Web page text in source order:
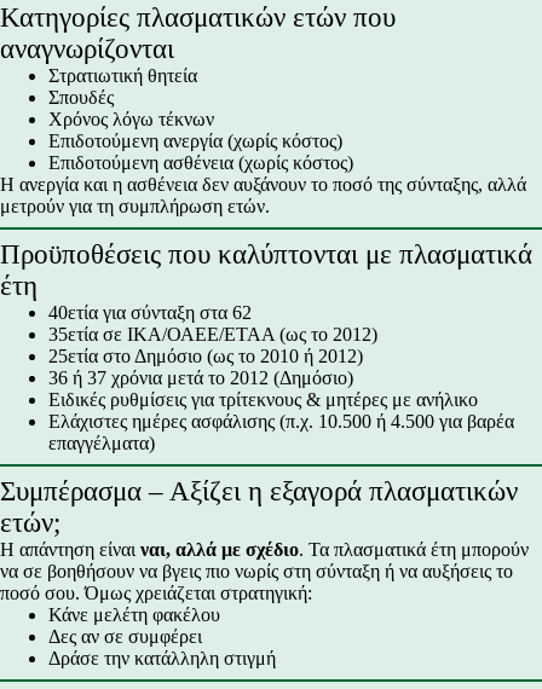
Κατηγορίες πλασματικών ετών που
αναγνωρίζονται
Στρατιωτική θητεία
Σπουδές
Χρόνος λόγω τέκνων
Επιδοτούμενη ανεργία (χωρίς κόστος)
Επιδοτούμενη ασθένεια (χωρίς κόστος)
Η ανεργία και η ασθένεια δεν αυξάνουν το ποσό της σύνταξης, αλλά
μετρούν για τη συμπλήρωση ετών.
Προϋποθέσεις που καλύπτονται με πλασματικά
έτη
40ετία για σύνταξη στα 62
35ετία σε ΙΚΑ/ΟΑΕΕ/ΕΤΑΑ (ως το 2012)
25ετία στο Δημόσιο (ως το 2010 ή 2012)
36 ή 37 χρόνια μετά το 2012 (Δημόσιο)
Ειδικές ρυθμίσεις για τρίτεκνους & μητέρες με ανήλικο
Ελάχιστες ημέρες ασφάλισης (π.χ. 10.500 ή 4.500 για βαρέα
επαγγέλματα)
Συμπέρασμα – Αξίζει η εξαγορά πλασματικών
ετών;
Η απάντηση είναι ναι, αλλά με σχέδιο. Τα πλασματικά έτη μπορούν
να σε βοηθήσουν να βγεις πιο νωρίς στη σύνταξη ή να αυξήσεις το
ποσό σου. Όμως χρειάζεται στρατηγική:
Κάνε μελέτη φακέλου
Δες αν σε συμφέρει
Δράσε την κατάλληλη στιγμή